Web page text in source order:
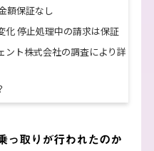
額保証なし
停止処理中の請求は保証
ント株式会社の調査により詳
っ取りが行われたのか